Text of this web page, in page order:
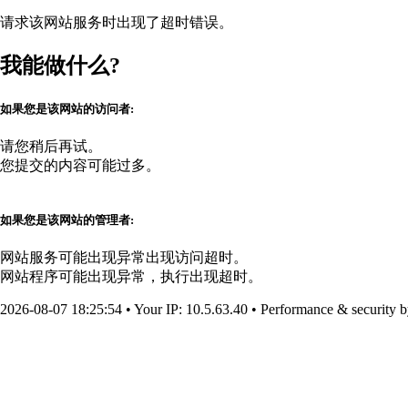
请求该网站服务时出现了超时错误。
我能做什么?
如果您是该网站的访问者:
请您稍后再试。
您提交的内容可能过多。
如果您是该网站的管理者:
网站服务可能出现异常出现访问超时。
网站程序可能出现异常，执行出现超时。
2026-08-07 18:25:54 • Your IP: 10.5.63.40 • Performance & security